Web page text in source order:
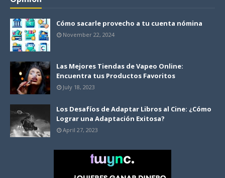
Cómo sacarle provecho a tu cuenta nómina
November 22, 2024
Las Mejores Tiendas de Vapeo Online:
Encuentra tus Productos Favoritos
July 18, 2023
Los Desafíos de Adaptar Libros al Cine: ¿Cómo
Lograr una Adaptación Exitosa?
April 27, 2023